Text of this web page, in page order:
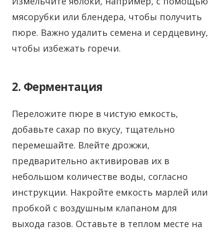
мясорубки или блендера, чтобы получить
пюре. Важно удалить семена и сердцевину,
чтобы избежать горечи.
2. Ферментация
Переложите пюре в чистую емкость,
добавьте сахар по вкусу, тщательно
перемешайте. Влейте дрожжи,
предварительно активировав их в
небольшом количестве воды, согласно
инструкции. Накройте емкость марлей или
пробкой с воздушным клапаном для
выхода газов. Оставьте в теплом месте на